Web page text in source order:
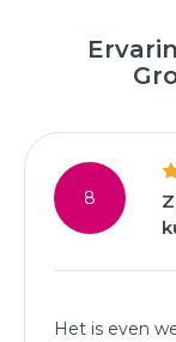
8
Het is even